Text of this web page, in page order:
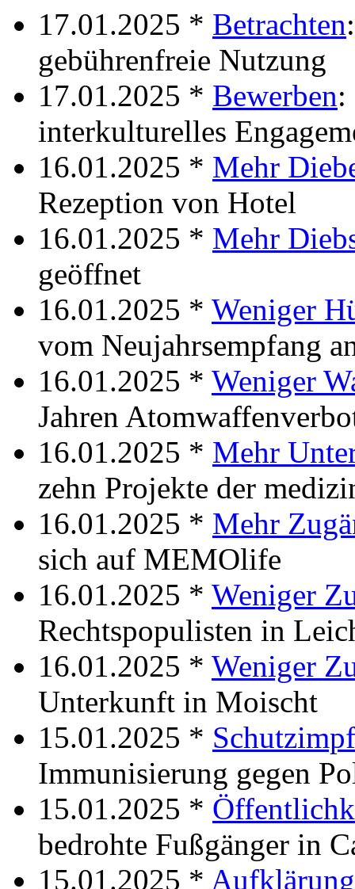
17.01.2025 * Betrachten
gebührenfreie Nutzung
17.01.2025 * Bewerben:
interkulturelles
16.01.2025 * Mehr
Rezeption von Hotel
16.01.2025 * Mehr
geöffnet
16.01.2025 * Weniger
vom Neujahrsempfang
16.01.2025 * Weniger
Jahren
16.01.2025 * Mehr
zehn Projekte der
16.01.2025 * Mehr
sich auf MEMOlife
16.01.2025 * Weniger
Rechtspopulisten in
16.01.2025 * Weniger
Unterkunft in Moischt
15.01.2025 *
Immunisierung gegen
15.01.2025 *
bedrohte Fußgänger in
15.01.2025 *